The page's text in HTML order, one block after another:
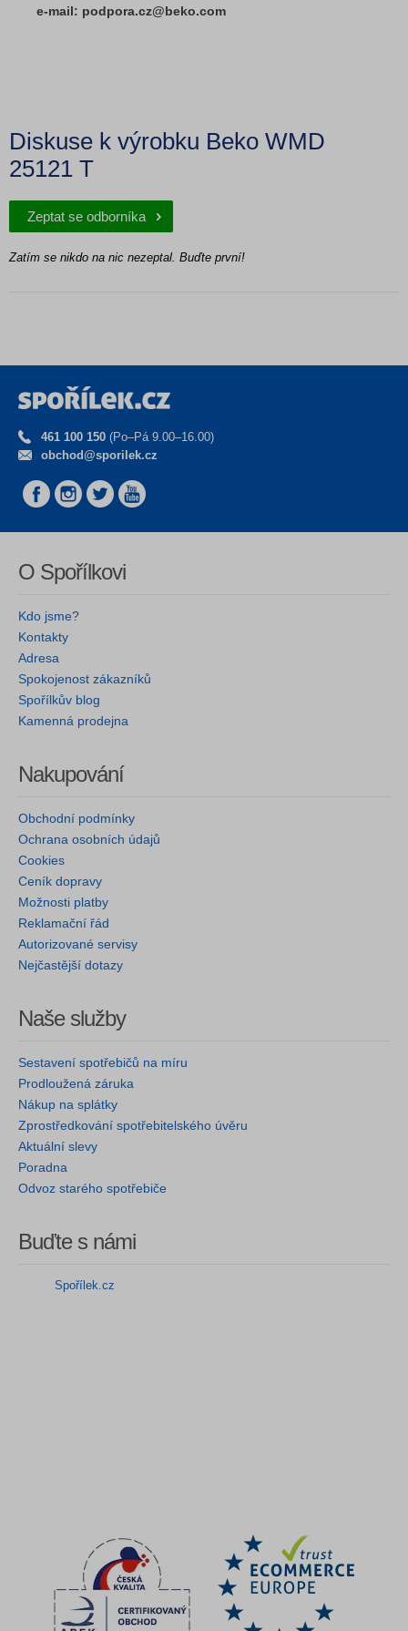
e-mail: podpora.cz@beko.com
Diskuse k výrobku Beko WMD
25121 T
Zeptat se odborníka
Zatím se nikdo na nic nezeptal. Buďte první!
461 100 150 (Po–Pá 9.00–16.00)
obchod@sporilek.cz
O Spořílkovi
Kdo jsme?
Kontakty
Adresa
Spokojenost zákazníků
Spořílkův blog
Kamenná prodejna
Nakupování
Obchodní podmínky
Ochrana osobních údajů
Cookies
Ceník dopravy
Možnosti platby
Reklamační řád
Autorizované servisy
Nejčastější dotazy
Naše služby
Sestavení spotřebičů na míru
Prodloužená záruka
Nákup na splátky
Zprostředkování spotřebitelského úvěru
Aktuální slevy
Poradna
Odvoz starého spotřebiče
Buďte s námi
Spořílek.cz